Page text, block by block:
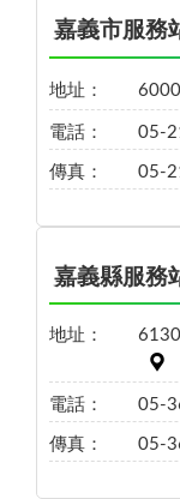
嘉義市服務
地址：
電話： 05-
傳真： 05-
嘉義縣服務
地址：
電話： 05-
傳真： 05-